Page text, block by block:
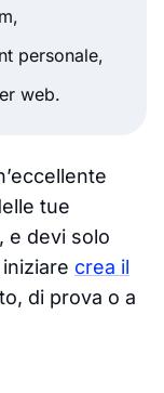
personale,
web.
tue
e devi solo
crea il
di prova o a